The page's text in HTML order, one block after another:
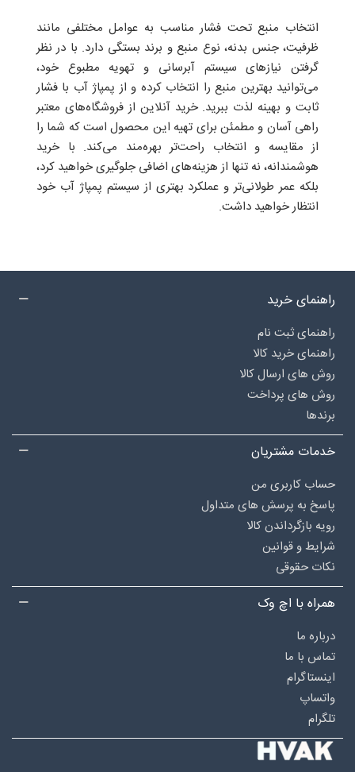
انتخاب منبع تحت فشار مناسب به عوامل مختلفی مانند
ظرفیت، جنس بدنه، نوع منبع و برند بستگی دارد. با در نظر
گرفتن نیازهای سیستم آبرسانی و تهویه مطبوع خود،
می‌توانید بهترین منبع را انتخاب کرده و از پمپاژ آب با فشار
ثابت و بهینه لذت ببرید. خرید آنلاین از فروشگاه‌های معتبر
راهی آسان و مطمئن برای تهیه این محصول است که شما را
از مقایسه و انتخاب راحت‌تر بهره‌مند می‌کند. با خرید
هوشمندانه، نه تنها از هزینه‌های اضافی جلوگیری خواهید کرد،
بلکه عمر طولانی‌تر و عملکرد بهتری از سیستم پمپاژ آب خود
انتظار خواهید داشت.
راهنمای خرید
راهنمای ثبت نام
راهنمای خرید کالا
روش های ارسال کالا
روش های پرداخت
برندها
خدمات مشتریان
حساب کاربری من
پاسخ به پرسش های متداول
رویه بازگرداندن کالا
شرایط و قوانین
نکات حقوقی
همراه با اچ وک
درباره‌ ما
تماس با ما
اینستاگرام
واتساپ
تلگرام